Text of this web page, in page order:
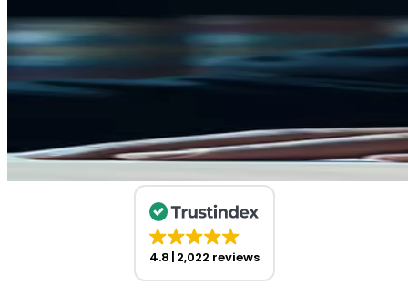
4.8 2,022 reviews